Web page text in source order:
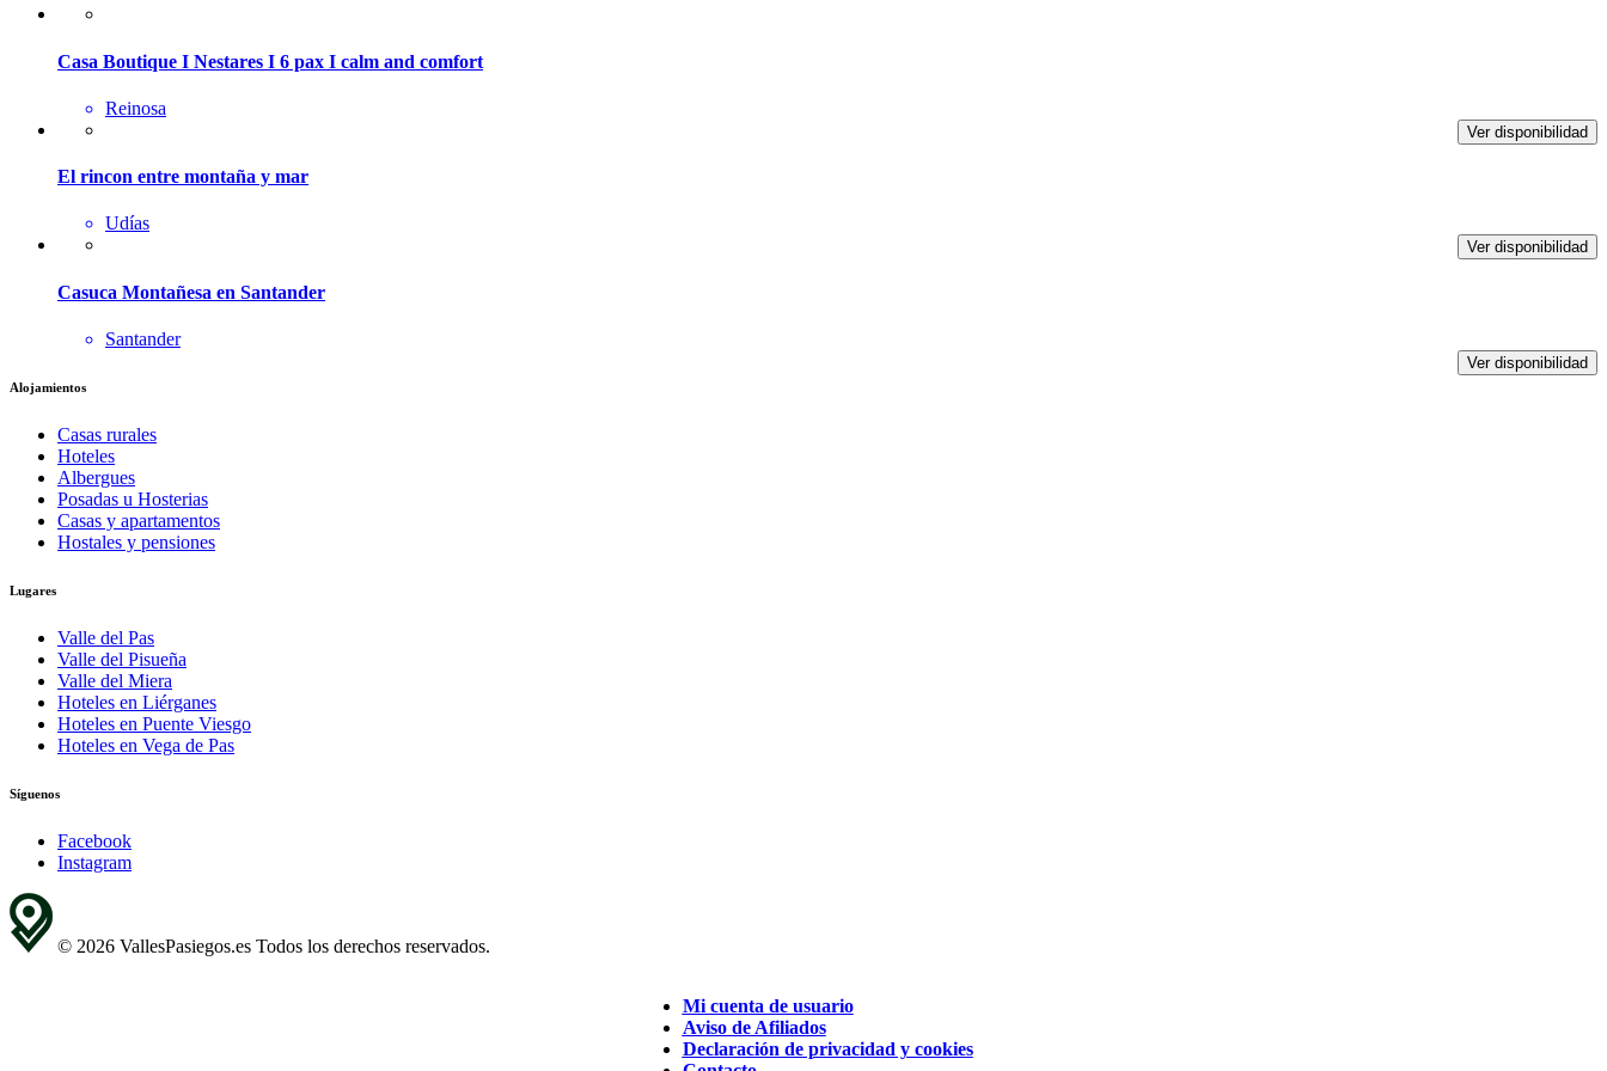
Casa Boutique I Nestares I 6 pax I calm and comfort
Reinosa
Ver disponibilidad
El rincon entre montaña y mar
Udías
Ver disponibilidad
Casuca Montañesa en Santander
Santander
Ver disponibilidad
Alojamientos
Casas rurales
Hoteles
Albergues
Posadas u Hosterias
Casas y apartamentos
Hostales y pensiones
Lugares
Valle del Pas
Valle del Pisueña
Valle del Miera
Hoteles en Liérganes
Hoteles en Puente Viesgo
Hoteles en Vega de Pas
Síguenos
Facebook
Instagram
© 2026 VallesPasiegos.es Todos los derechos reservados.
Mi cuenta de usuario
Aviso de Afiliados
Declaración de privacidad y cookies